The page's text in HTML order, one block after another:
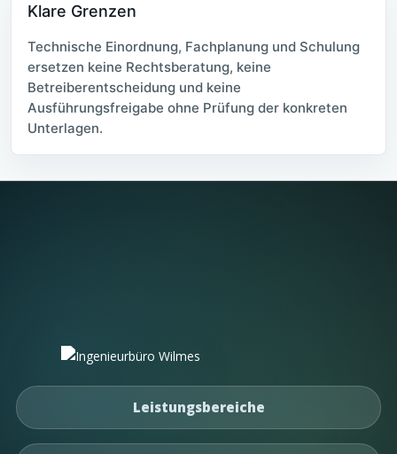
Klare Grenzen
Technische Einordnung, Fachplanung und Schulung
ersetzen keine Rechtsberatung, keine
Betreiberentscheidung und keine
Ausführungsfreigabe ohne Prüfung der konkreten
Unterlagen.
Leistungsbereiche